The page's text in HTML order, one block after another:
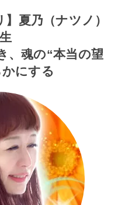
】夏乃（ナツノ）
、魂の“本当の望
にする